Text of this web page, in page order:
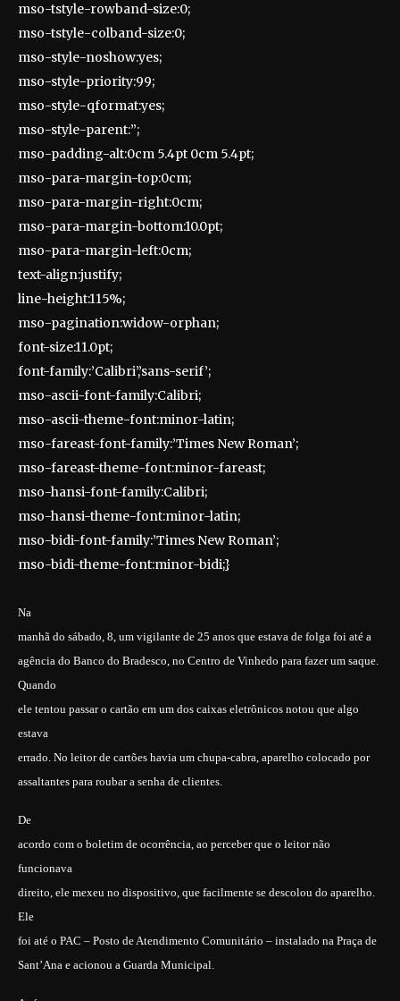
mso-tstyle-rowband-size:0;
mso-tstyle-colband-size:0;
mso-style-noshow:yes;
mso-style-priority:99;
mso-style-qformat:yes;
mso-style-parent:”;
mso-padding-alt:0cm 5.4pt 0cm 5.4pt;
mso-para-margin-top:0cm;
mso-para-margin-right:0cm;
mso-para-margin-bottom:10.0pt;
mso-para-margin-left:0cm;
text-align:justify;
line-height:115%;
mso-pagination:widow-orphan;
font-size:11.0pt;
font-family:’Calibri’,’sans-serif’;
mso-ascii-font-family:Calibri;
mso-ascii-theme-font:minor-latin;
mso-fareast-font-family:’Times New Roman’;
mso-fareast-theme-font:minor-fareast;
mso-hansi-font-family:Calibri;
mso-hansi-theme-font:minor-latin;
mso-bidi-font-family:’Times New Roman’;
mso-bidi-theme-font:minor-bidi;}
Na
manhã do sábado, 8, um vigilante de 25 anos que estava de folga foi até a
agência do Banco do Bradesco, no Centro de Vinhedo para fazer um saque.
Quando
ele tentou passar o cartão em um dos caixas eletrônicos notou que algo
estava
errado. No leitor de cartões havia um chupa-cabra, aparelho colocado por
assaltantes para roubar a senha de clientes.
De
acordo com o boletim de ocorrência, ao perceber que o leitor não
funcionava
direito, ele mexeu no dispositivo, que facilmente se descolou do aparelho.
Ele
foi até o PAC – Posto de Atendimento Comunitário – instalado na Praça de
Sant’Ana e acionou a Guarda Municipal.